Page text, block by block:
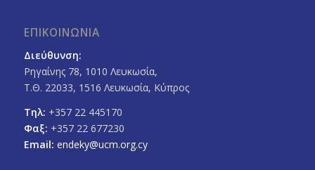
ΕΠΙΚΟΙΝΩΝΙΑ
Διεύθυνση:
Ρηγαίνης 78, 1010 Λευκωσία,
Τ.Θ. 22033, 1516 Λευκωσία, Κύπρος
Τηλ: +357 22 445170
Φαξ: +357 22 677230
Email: endeky@ucm.org.cy